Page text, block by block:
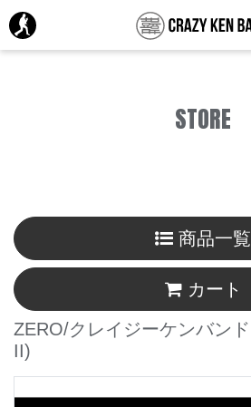
STORE
商品一覧
カート
ZERO/クレイジーケンバンド
II)